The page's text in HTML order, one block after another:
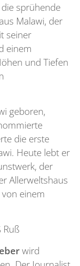
die sprühende
Malawi, der
seiner
einem
und Tiefen
geboren,
die erste
Heute lebt er
der
Allerweltshaus
einem
wird